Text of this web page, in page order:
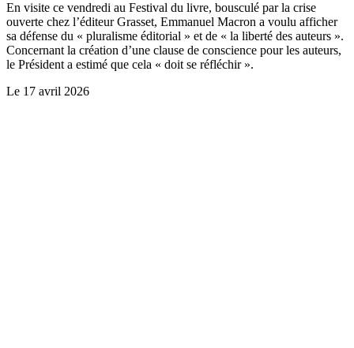
En visite ce vendredi au Festival du livre, bousculé par la crise
ouverte chez l’éditeur Grasset, Emmanuel Macron a voulu afficher
sa défense du « pluralisme éditorial » et de « la liberté des auteurs ».
Concernant la création d’une clause de conscience pour les auteurs,
le Président a estimé que cela « doit se réfléchir ».
Le 17 avril 2026